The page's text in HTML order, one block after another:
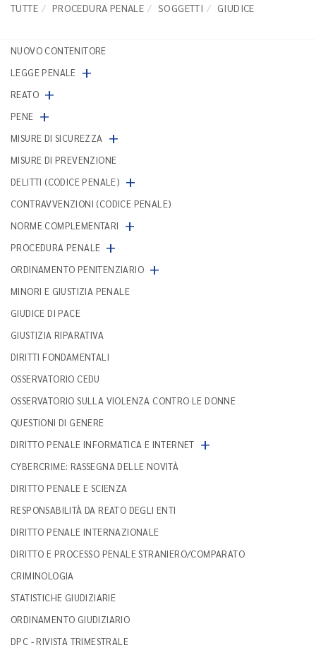
TUTTE PROCEDURA PENALE SOGGETTI GIUDICE
NUOVO CONTENITORE
LEGGE PENALE +
REATO +
PENE +
MISURE DI SICUREZZA +
MISURE DI PREVENZIONE
DELITTI (CODICE PENALE) +
CONTRAVVENZIONI (CODICE PENALE)
NORME COMPLEMENTARI
+
PROCEDURA PENALE +
ORDINAMENTO PENITENZIARIO +
MINORI E GIUSTIZIA PENALE
GIUDICE DI PACE
GIUSTIZIA RIPARATIVA
DIRITTI FONDAMENTALI
OSSERVATORIO CEDU
OSSERVATORIO SULLA VIOLENZA CONTRO LE DONNE
QUESTIONI DI GENERE
DIRITTO PENALE INFORMATICA E INTERNET +
CYBERCRIME: RASSEGNA DELLE NOVITÀ
DIRITTO PENALE E SCIENZA
RESPONSABILITÀ DA REATO DEGLI ENTI
DIRITTO PENALE INTERNAZIONALE
DIRITTO E PROCESSO PENALE STRANIERO/COMPARATO
CRIMINOLOGIA
STATISTICHE GIUDIZIARIE
ORDINAMENTO GIUDIZIARIO
DPC - RIVISTA TRIMESTRALE